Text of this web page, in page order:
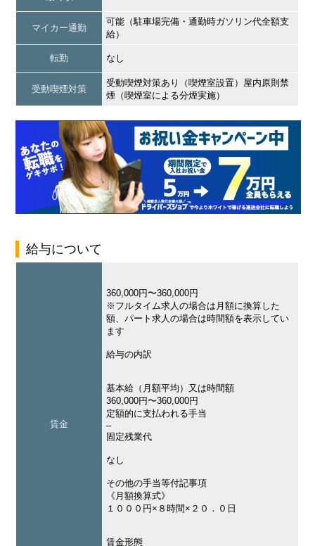
マイカー通勤
可能（駐車場完備・通勤時ガソリン代全額支
給）
転勤 なし
受動喫煙対策
受動喫煙対策あり（喫煙室設置）屋内原則禁
煙（喫煙室による分煙実施）
給与について
賃金
360,000円〜360,000円
※フルタイム求人の場合は月額に換算した
額、パート求人の場合は時間額を表示してい
ます
給与の内訳
基本給（月額平均）又は時間額
360,000円〜360,000円
定額的に支払われる手当
–
固定残業代
なし
その他の手当等付記事項
《月額換算式》
１０００円×８時間×２０．０日
賃金形態